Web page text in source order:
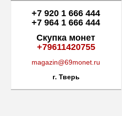
+7 920 1 666 444
+7 964 1 666 444
Скупка монет
+79611420755
magazin@69monet.ru
г. Тверь